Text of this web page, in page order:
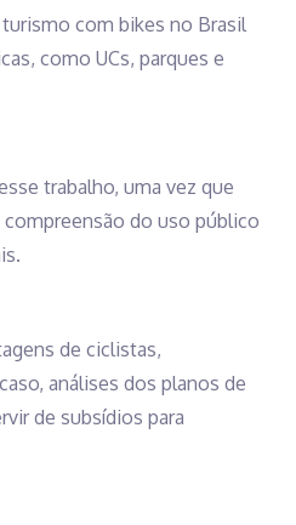
com bikes no Brasil
como UCs, parques e
trabalho, uma vez que
do uso público
de ciclistas,
análises dos planos de
de subsídios para